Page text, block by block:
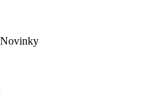
Novinky